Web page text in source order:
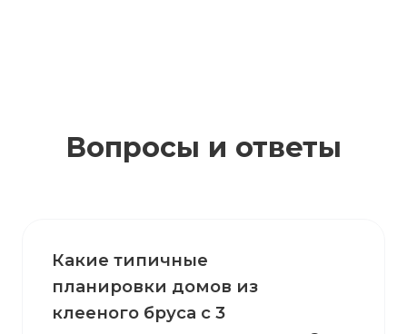
Вопросы и ответы
Какие типичные
планировки домов из
клееного бруса с 3